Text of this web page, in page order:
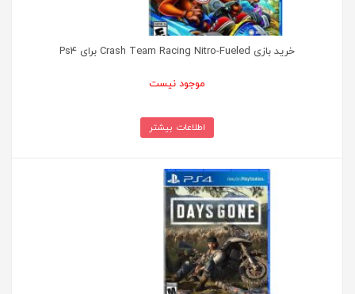
خرید بازی Crash Team Racing Nitro-Fueled برای Ps4
موجود نیست
اطلاعات بیشتر